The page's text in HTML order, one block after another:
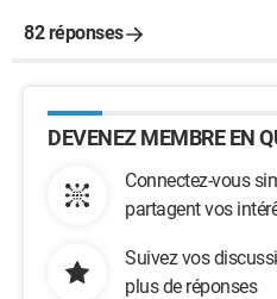
82 réponses
DEVENEZ MEMBRE EN
Connectez-vous
partagent vos
Suivez vos
plus de réponses